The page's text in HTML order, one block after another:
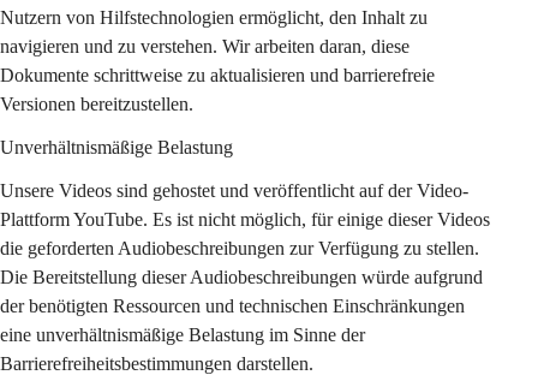
Nutzern von Hilfstechnologien ermöglicht, den Inhalt zu
navigieren und zu verstehen. Wir arbeiten daran, diese
Dokumente schrittweise zu aktualisieren und barrierefreie
Versionen bereitzustellen.
Unverhältnismäßige Belastung
Unsere Videos sind gehostet und veröffentlicht auf der Video-
Plattform YouTube. Es ist nicht möglich, für einige dieser Videos
die geforderten Audiobeschreibungen zur Verfügung zu stellen.
Die Bereitstellung dieser Audiobeschreibungen würde aufgrund
der benötigten Ressourcen und technischen Einschränkungen
eine unverhältnismäßige Belastung im Sinne der
Barrierefreiheitsbestimmungen darstellen.